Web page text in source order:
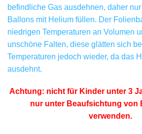
befindliche Gas ausdehnen, daher
Ballons mit Helium füllen. Der
niedrigen Temperaturen an Volumen
unschöne Falten, diese glätten sich
Temperaturen jedoch wieder, da das
ausdehnt.
Achtung: nicht für Kinder unter 3
nur unter Beaufsichtung von
verwenden.